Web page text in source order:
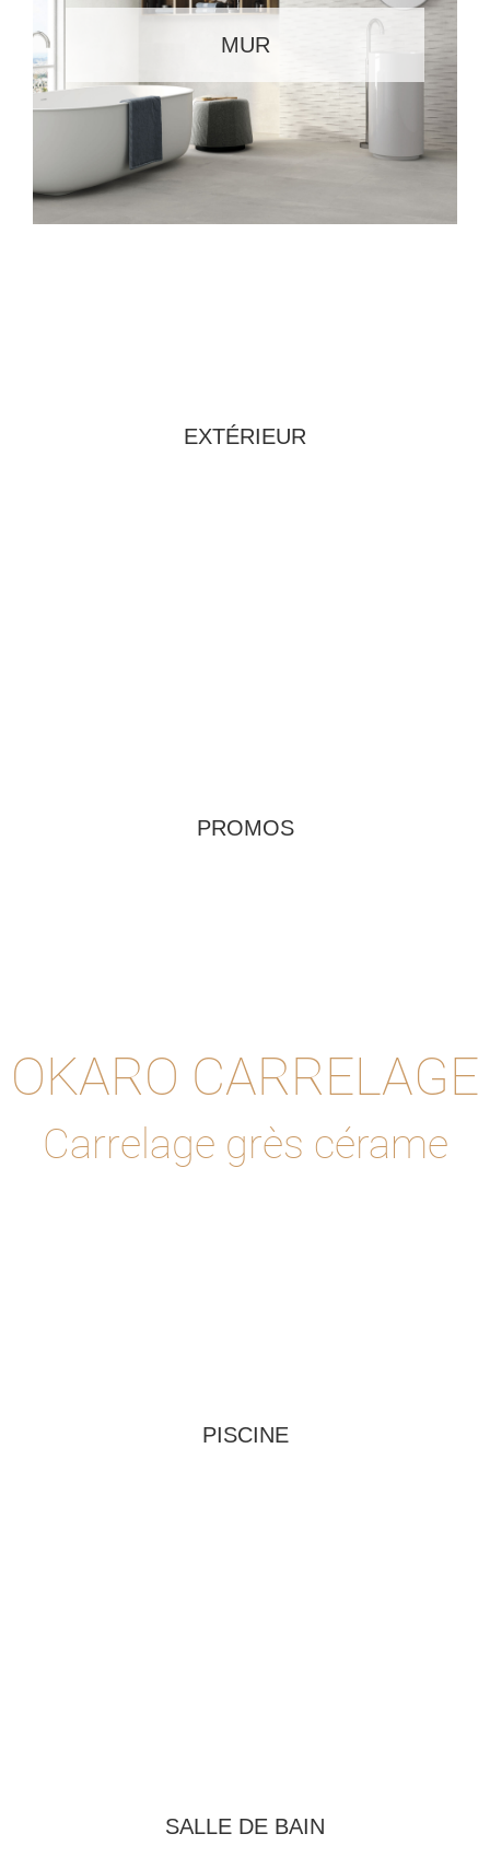
MUR
EXTÉRIEUR
PROMOS
OKARO CARRELAGE
Carrelage grès cérame
PISCINE
SALLE DE BAIN